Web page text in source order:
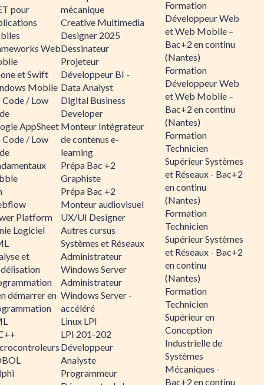
pour
Web
et Swift
Mobile
/ Low
AppSheet
/ Low
Platform
Logiciel
et
démarrer en
mécanique
Creative Multimedia
Designer 2025
Dessinateur
Projeteur
Développeur BI -
Data Analyst
Digital Business
Developer
Monteur Intégrateur
de contenus e-
learning
Prépa Bac +2
Graphiste
Prépa Bac +2
Monteur audiovisuel
UX/UI Designer
Autres cursus
Systèmes et Réseaux
Administrateur
Windows Server
Administrateur
Windows Server -
accéléré
Linux LPI
LPI 201-202
Développeur
Analyste
Programmeur
Formation
Développeur Web
et Web Mobile –
Bac+2 en continu
(Nantes)
Formation
Développeur Web
et Web Mobile –
Bac+2 en continu
(Nantes)
Formation
Technicien
Supérieur Systèmes
et Réseaux - Bac+2
en continu
(Nantes)
Formation
Technicien
Supérieur Systèmes
et Réseaux - Bac+2
en continu
(Nantes)
Formation
Technicien
Supérieur en
Conception
Industrielle de
Systèmes
Mécaniques -
Bac+2 en continu